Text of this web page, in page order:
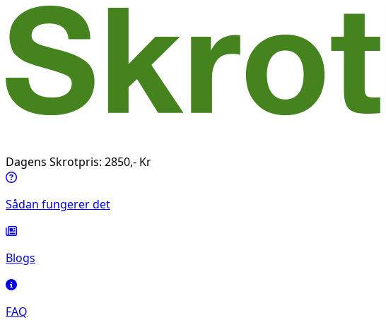
Dagens Skrotpris: 2850,- Kr
Sådan fungerer det
Blogs
FAQ